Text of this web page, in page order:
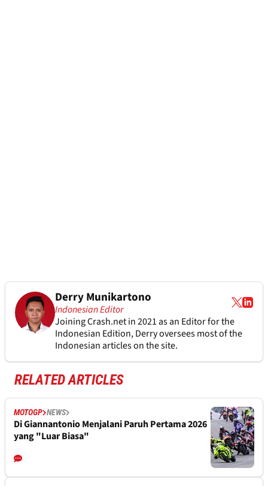
Derry Munikartono
Indonesian Editor
Joining Crash.net in 2021 as an Editor for the
Indonesian Edition, Derry oversees most of the
Indonesian articles on the site.
RELATED ARTICLES
MOTOGP NEWS
Di Giannantonio Menjalani Paruh Pertama 2026
yang "Luar Biasa"